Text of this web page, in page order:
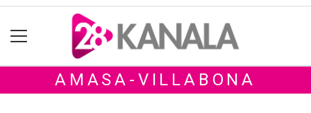
AMASA-VILLABONA